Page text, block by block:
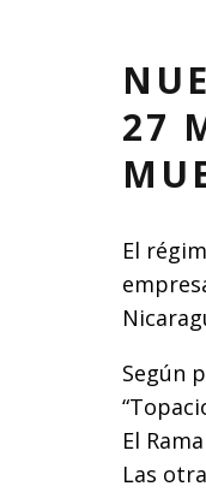
27
El
Según
El
Las